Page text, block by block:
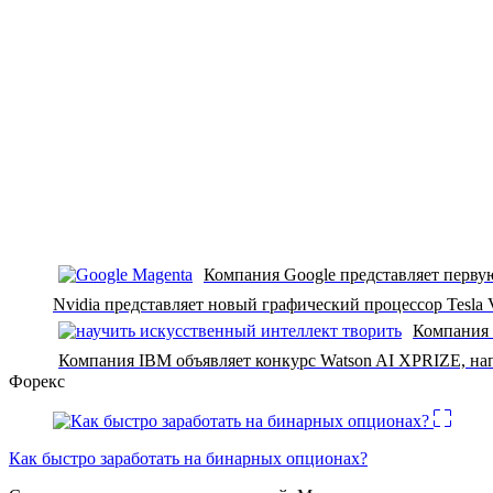
Компания Google представляет
Nvidia представляет новый графический процессор
Компания
Компания IBM объявляет конкурс Watson AI XPRIZE,
Форекс
Как быстро заработать на бинарных опционах?